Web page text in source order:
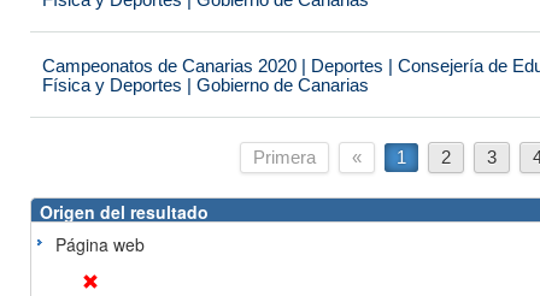
Campeonatos de Canarias 2020 | Deportes | Consejería de
Física y Deportes | Gobierno de Canarias
Primera « 1 2 3
Origen del resultado
Página web